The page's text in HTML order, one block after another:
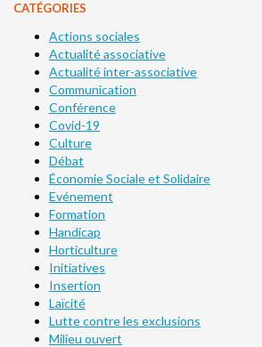
CATÉGORIES
Actions sociales
Actualité associative
Actualité inter-associative
Communication
Conférence
Covid-19
Culture
Débat
Économie Sociale et Solidaire
Evénement
Formation
Handicap
Horticulture
Initiatives
Insertion
Laïcité
Lutte contre les exclusions
Milieu ouvert